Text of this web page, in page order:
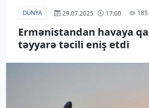
DÜNYA 29.07.2025 17:00 185
Ermənistandan havaya
təyyarə təcili eniş etdi